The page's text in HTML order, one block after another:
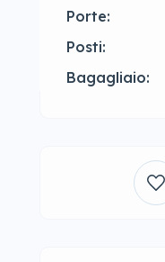
Porte:
Posti:
Bagagliaio: